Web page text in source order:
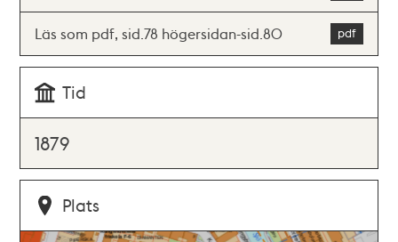
Läs som pdf, sid.78 högersidan-sid.80
Tid
1879
Plats